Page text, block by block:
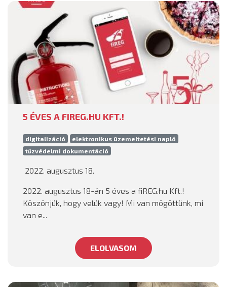
5 ÉVES A FIREG.HU KFT.!
digitalizáció
elektronikus üzemeltetési napló
tűzvédelmi dokumentáció
2022. augusztus 18.
2022. augusztus 18-án 5 éves a fiREG.hu Kft.!
Köszönjük, hogy velük vagy! Mi van mögöttünk, mi
van e...
ELOLVASOM